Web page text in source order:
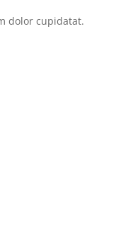
dolor cupidatat.